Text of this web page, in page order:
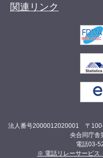
関連リンク
法人番号2000012020001 〒
央合同庁舎
電話03-
※ 電話リレーサービス